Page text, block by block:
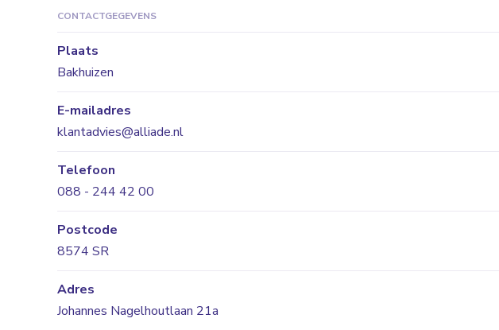
CONTACTGEGEVENS
Plaats
Bakhuizen
E-mailadres
klantadvies@alliade.nl
Telefoon
088 - 244 42 00
Postcode
8574 SR
Adres
Johannes Nagelhoutlaan 21a